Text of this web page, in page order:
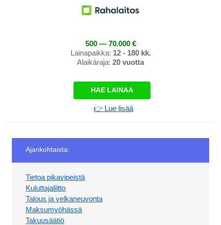
500 — 70.000 €
Lainapaikka: 12 - 180 kk.
Alaikäraja: 20 vuotta
HAE LAINAA
👉 Lue lisää
Ajankohtaista:
Tietoa pikavipeistä
Kuluttajaliitto
Talous ja velkaneuvonta
Maksumyöhässä
Takuusäätiö